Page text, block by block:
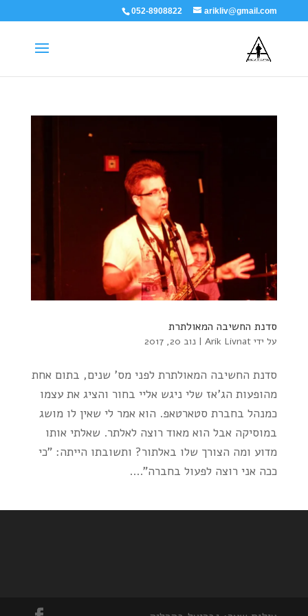
052-8908822 arikliv@gmail.com
סדנת החשיבה המאולתרת
על ידי Arik Livnat
| נוב 20, 2017
סדנת החשיבה המאולתרת לפני מס' שנים, בתום אחת
מהופעות הג'אז שלי ניגש אליי בחור והציג את עצמו
כמנהל בחברת סטארטאפ. הוא אמר לי שאין לו מושג
במוסיקה אבל הוא מאוד רוצה לאלתר. שאלתי אותו
מדוע ומה הצורך שלו באלתור? ותשובתו הייתה: "כי
ככה אני רוצה לפעול בחברה"....